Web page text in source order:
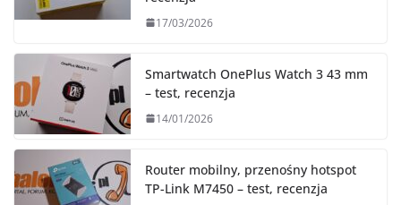
17/03/2026
Smartwatch OnePlus Watch 3 43 mm
– test, recenzja
14/01/2026
Router mobilny, przenośny hotspot
TP-Link M7450 – test, recenzja